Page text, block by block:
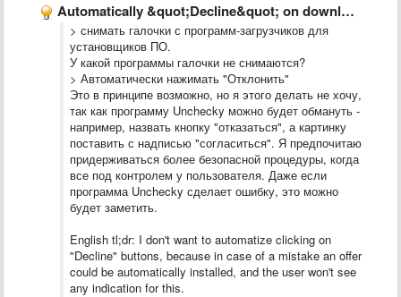
Automatically &quot;Decline&quot; on download-install-managers
> снимать галочки с программ-загрузчиков для
установщиков ПО.
У какой программы галочки не снимаются?
> Автоматически нажимать "Отклонить"
Это в принципе возможно, но я этого делать не хочу,
так как программу Unchecky можно будет обмануть -
например, назвать кнопку "отказаться", а картинку
поставить с надписью "согласиться". Я предпочитаю
придерживаться более безопасной процедуры, когда
все под контролем у пользователя. Даже если
программа Unchecky сделает ошибку, это можно
будет заметить.
English tl;dr: I don't want to automatize clicking on
"Decline" buttons, because in case of a mistake an offer
could be automatically installed, and the user won't see
any indication for this.